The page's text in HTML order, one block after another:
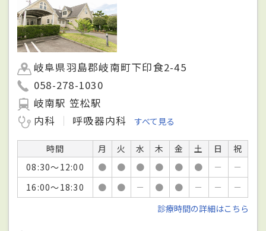
岐阜県羽島郡岐南町下印食2-45
058-278-1030
岐南駅 笠松駅
内科
呼吸器内科 すべて見る
時間 月 火 水 木 金 土 日
祝
08:30～12:00
● ● ● ● ● ● －
－
16:00～18:30
● ● － ● ● － －
－
診療時間の詳細はこちら